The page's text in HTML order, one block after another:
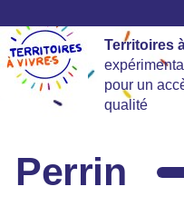
Territoires
pour un
qualité
Perrin